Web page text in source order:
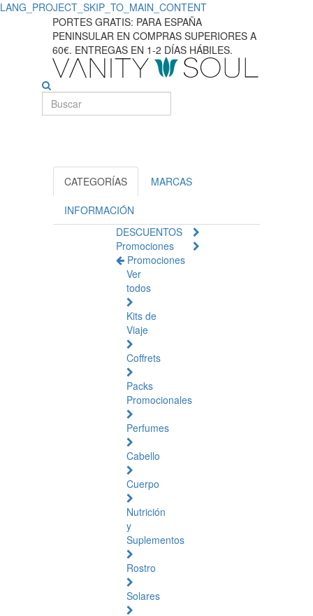
LANG_PROJECT_SKIP_TO_MAIN_CONTENT
PORTES GRATIS: PARA ESPAÑA
PENINSULAR EN COMPRAS SUPERIORES A
60€. ENTREGAS EN 1-2 DÍAS HÁBILES.
CATEGORÍAS MARCAS
INFORMACIÓN
DESCUENTOS
Promociones
Promociones
Ver
todos
Kits de
Viaje
Coffrets
Packs
Promocionales
Perfumes
Cabello
Cuerpo
Nutrición
y
Suplementos
Rostro
Solares